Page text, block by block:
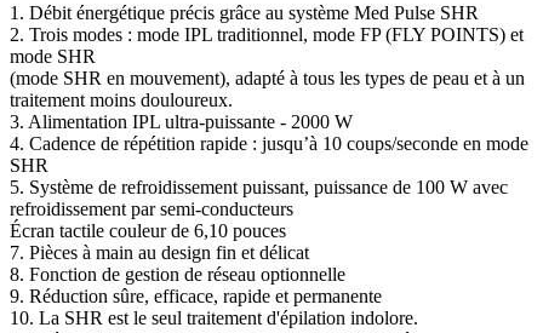
1. Débit énergétique précis grâce au système Med Pulse SHR
2. Trois modes : mode IPL traditionnel, mode FP (FLY POINTS) et
mode SHR
(mode SHR en mouvement), adapté à tous les types de peau et à un
traitement moins douloureux.
3. Alimentation IPL ultra-puissante - 2000 W
4. Cadence de répétition rapide : jusqu’à 10 coups/seconde en mode
SHR
5. Système de refroidissement puissant, puissance de 100 W avec
refroidissement par semi-conducteurs
Écran tactile couleur de 6,10 pouces
7. Pièces à main au design fin et délicat
8. Fonction de gestion de réseau optionnelle
9. Réduction sûre, efficace, rapide et permanente
10. La SHR est le seul traitement d'épilation indolore.